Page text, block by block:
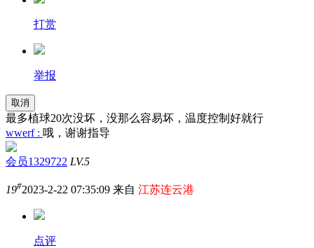
打赏
举报
取消
最多植球20次没坏，没那么容易坏，温度控制好就行
wwerf : 哦，谢谢指导
会员1329722 LV.5
19#2023-2-22 07:35:09 来自 江苏连云港
点评